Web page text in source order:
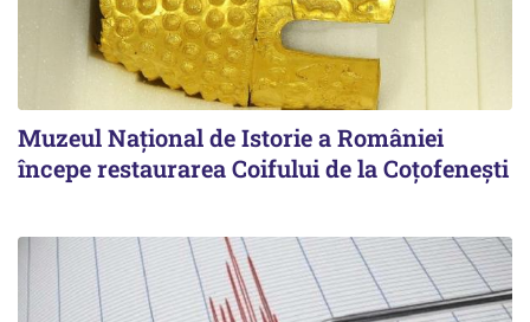
Muzeul Național de Istorie a României
începe restaurarea Coifului de la Coțofenești